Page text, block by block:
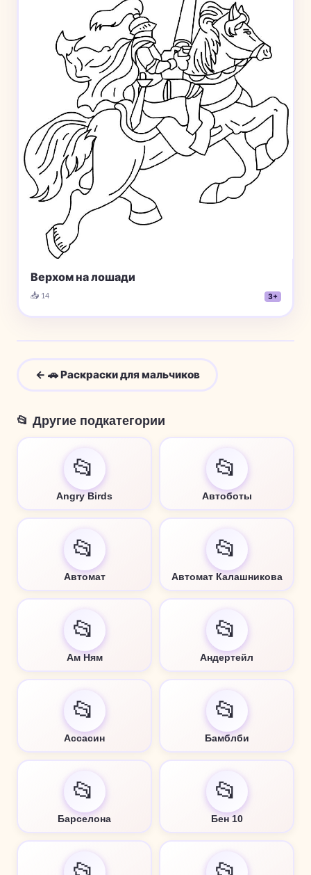
Верхом на лошади
📥 14 3+
← 🚗 Раскраски для мальчиков
📂 Другие подкатегории
📂
Angry Birds
📂
Автоботы
📂
Автомат
📂
Автомат Калашникова
📂
Ам Ням
📂
Андертейл
📂
Ассасин
📂
Бамблби
📂
Барселона
📂
Бен 10